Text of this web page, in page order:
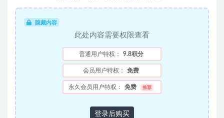
隐藏内容
此处内容需要权限查看
普通用户特权： 9.8积分
会员用户特权： 免费
永久会员用户特权： 免费 推荐
登录后购买